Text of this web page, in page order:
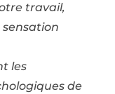
travail,
sensation
les
de